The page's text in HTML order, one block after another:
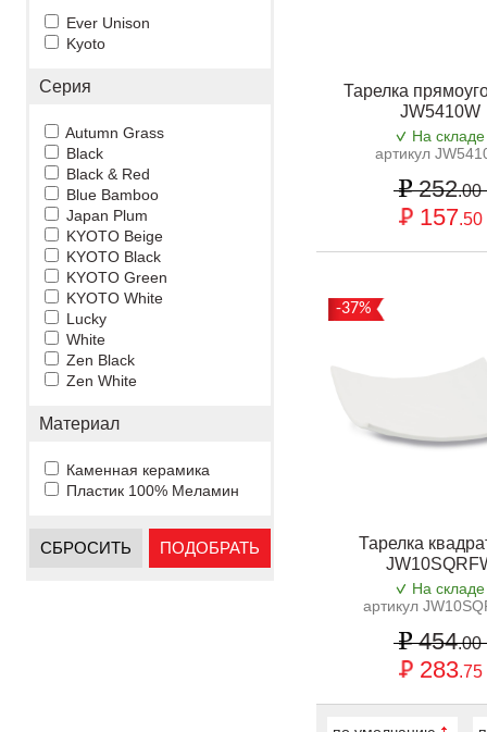
Ever Unison
Kyoto
Серия
Autumn Grass
Black
Black & Red
Blue Bamboo
Japan Plum
KYOTO Beige
KYOTO Black
KYOTO Green
KYOTO White
Lucky
White
Zen Black
Zen White
Материал
Каменная керамика
Пластик 100% Меламин
СБРОСИТЬ ПОДОБРАТЬ
Тарелка
JW5410W
На складе
артикул
252.00
157.50
-37%
Тарелка
На складе
артикул
454.00
283.75